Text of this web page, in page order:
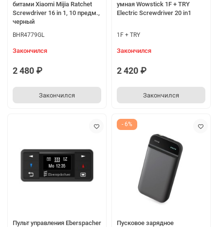
битами Xiaomi Mijia Ratchet
Screwdriver 16 in 1, 10 предм.,
черный
BHR4779GL
Закончился
2 480 ₽
Закончился
умная Wowstick 1F + TRY
Electric Screwdriver 20 in1
1F + TRY
Закончился
2 420 ₽
Закончился
Пульт управления Eberspacher
- 6%
Пусковое зарядное